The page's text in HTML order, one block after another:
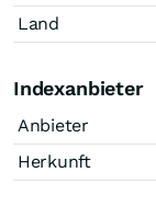
Land
Indexanbieter
Anbieter
Herkunft